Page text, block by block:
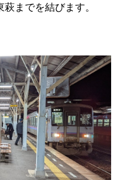
までを結びます。